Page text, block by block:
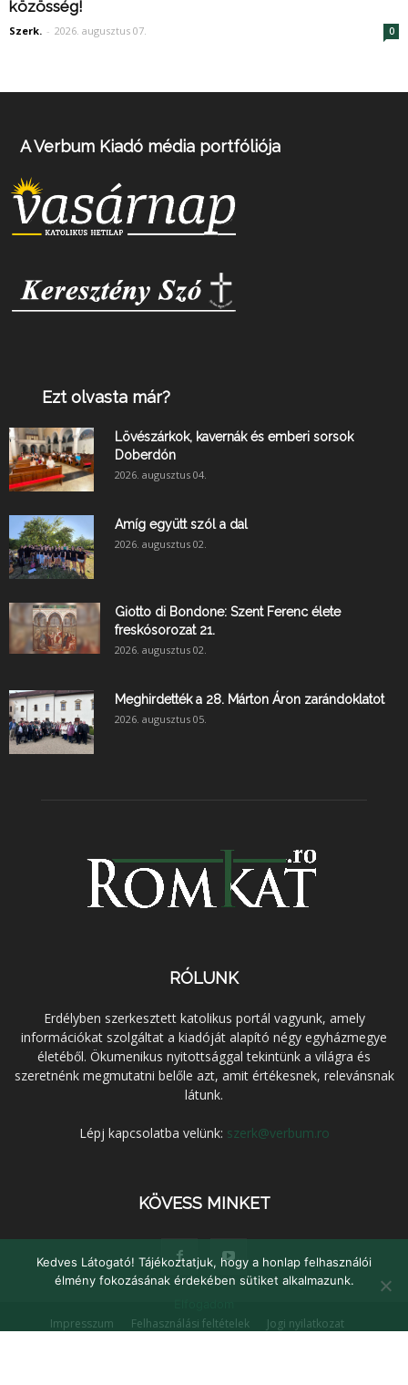
közösség!
Szerk. - 2026. augusztus 07. 0
A Verbum Kiadó média portfóliója
Ezt olvasta már?
Lövészárkok, kavernák és emberi sorsok
Doberdón
2026. augusztus 04.
Amíg együtt szól a dal
2026. augusztus 02.
Giotto di Bondone: Szent Ferenc élete
freskósorozat 21.
2026. augusztus 02.
Meghirdették a 28. Márton Áron zarándoklatot
2026. augusztus 05.
RÓLUNK
Erdélyben szerkesztett katolikus portál vagyunk, amely
információkat szolgáltat a kiadóját alapító négy egyházmegye
életéből. Ökumenikus nyitottsággal tekintünk a világra és
szeretnénk megmutatni belőle azt, amit értékesnek, relevánsnak
látunk.
Lépj kapcsolatba velünk: szerk@verbum.ro
KÖVESS MINKET
Impresszum Felhasználási feltételek
Jogi nyilatkozat
Kedves Látogató! Tájékoztatjuk, hogy a honlap felhasználói
élmény fokozásának érdekében sütiket alkalmazunk.